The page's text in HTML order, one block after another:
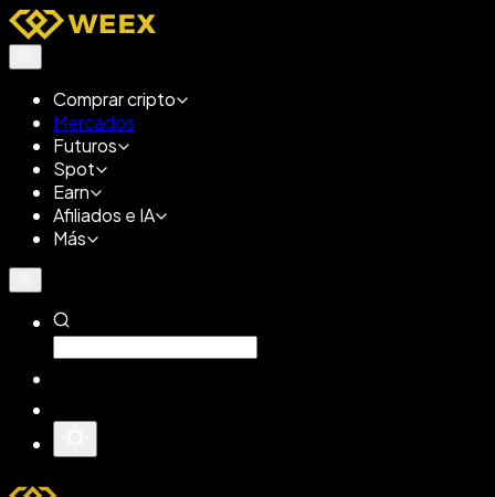
Comprar cripto
Mercados
Futuros
Spot
Earn
Afiliados e IA
Más